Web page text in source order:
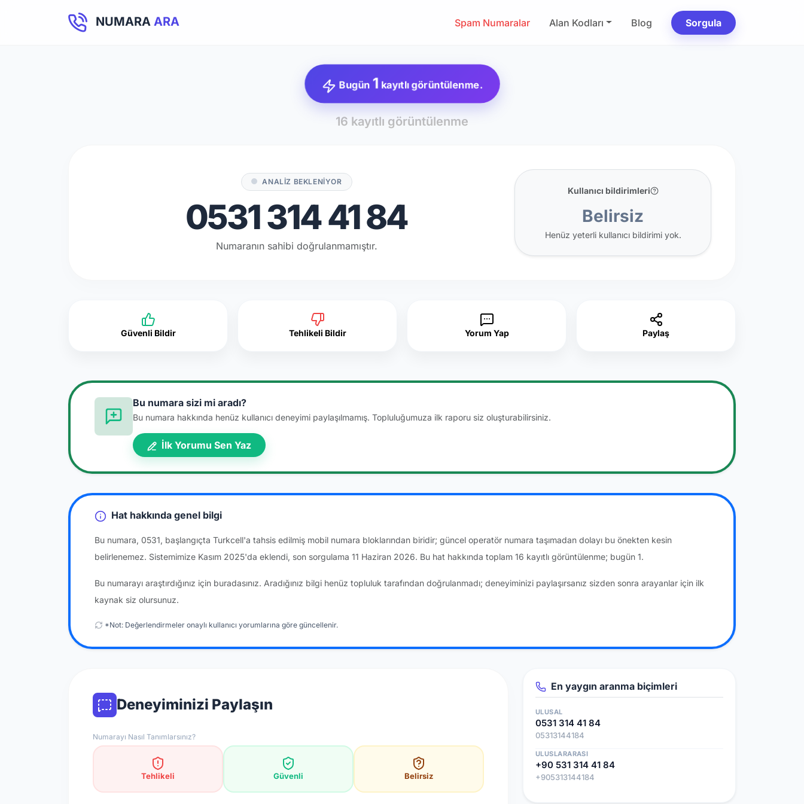
NUMARA ARA Spam Numaralar Alan Kodları Blog Sorgula
Bugün1 kayıtlı görüntülenme.
16 kayıtlı görüntülenme
ANALİZ BEKLENİYOR
0531 314 41 84
Numaranın sahibi doğrulanmamıştır.
Kullanıcı bildirimleri
Belirsiz
Henüz yeterli kullanıcı bildirimi yok.
Güvenli Bildir Tehlikeli Bildir Yorum Yap Paylaş
Bu numara sizi mi aradı?
Bu numara hakkında henüz kullanıcı deneyimi paylaşılmamış. Topluluğumuza ilk raporu siz oluşturabilirsiniz.
İlk Yorumu Sen Yaz
Hat hakkında genel bilgi
Bu numara, 0531, başlangıçta Turkcell'a tahsis edilmiş mobil numara bloklarından biridir; güncel operatör numara taşımadan dolayı bu önekten kesin
belirlenemez. Sistemimize Kasım 2025'da eklendi, son sorgulama 11 Haziran 2026. Bu hat hakkında toplam 16 kayıtlı görüntülenme; bugün 1.
Bu numarayı araştırdığınız için buradasınız. Aradığınız bilgi henüz topluluk tarafından doğrulanmadı; deneyiminizi paylaşırsanız sizden sonra arayanlar için ilk
kaynak siz olursunuz.
*Not: Değerlendirmeler onaylı kullanıcı yorumlarına göre güncellenir.
Deneyiminizi Paylaşın
Numarayı Nasıl Tanımlarsınız?
Tehlikeli Güvenli Belirsiz
En yaygın aranma biçimleri
ULUSAL
0531 314 41 84
05313144184
ULUSLARARASI
+90 531 314 41 84
+905313144184